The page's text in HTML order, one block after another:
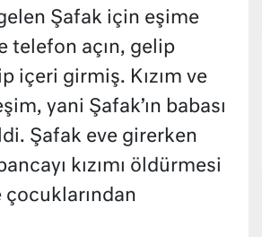
Şafak için eşime
telefon açın, gelip
içeri girmiş. Kızım ve
yani Şafak’ın babası
Şafak eve girerken
kızımı öldürmesi